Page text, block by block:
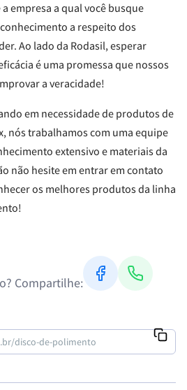
empresa a qual você busque
a respeito dos
Ao lado da Rodasil, esperar
é uma promessa que nossos
a veracidade!
em necessidade de produtos de
nós trabalhamos com uma equipe
extensivo e materiais da
não hesite em entrar em contato
os melhores produtos da linha
Compartilhe: